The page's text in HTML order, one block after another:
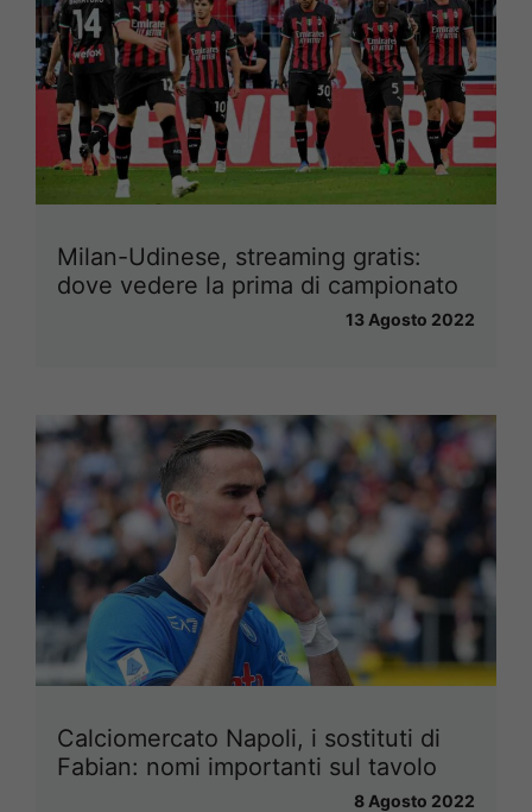
Milan-Udinese, streaming gratis:
dove vedere la prima di campionato
13 Agosto 2022
Calciomercato Napoli, i sostituti di
Fabian: nomi importanti sul tavolo
8 Agosto 2022